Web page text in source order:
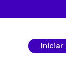
Iniciar